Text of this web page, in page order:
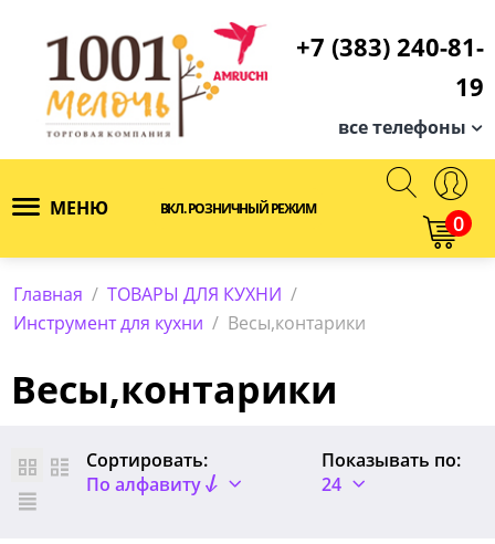
+7 (383) 240-81-
19
все телефоны
МЕНЮ ВКЛ. РОЗНИЧНЫЙ РЕЖИМ
0
Главная / ТОВАРЫ ДЛЯ КУХНИ /
Инструмент для кухни / Весы,контарики
Весы,контарики
Сортировать:
По алфавиту
Показывать по:
24